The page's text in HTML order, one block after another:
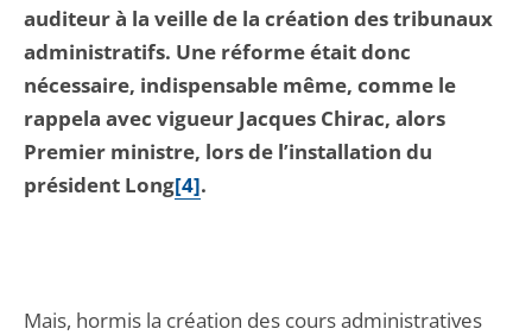
auditeur à la veille de la création des tribunaux
administratifs. Une réforme était donc
nécessaire, indispensable même, comme le
rappela avec vigueur Jacques Chirac, alors
Premier ministre, lors de l’installation du
président Long[4].
Mais, hormis la création des cours administratives